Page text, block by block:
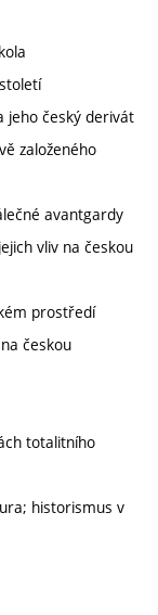
jeho český derivát
založeného
avantgardy
vliv na českou
prostředí
českou
totalitního
historismus v